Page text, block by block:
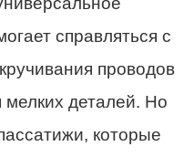
справляться с
проводов
мелких деталей. Но
которые